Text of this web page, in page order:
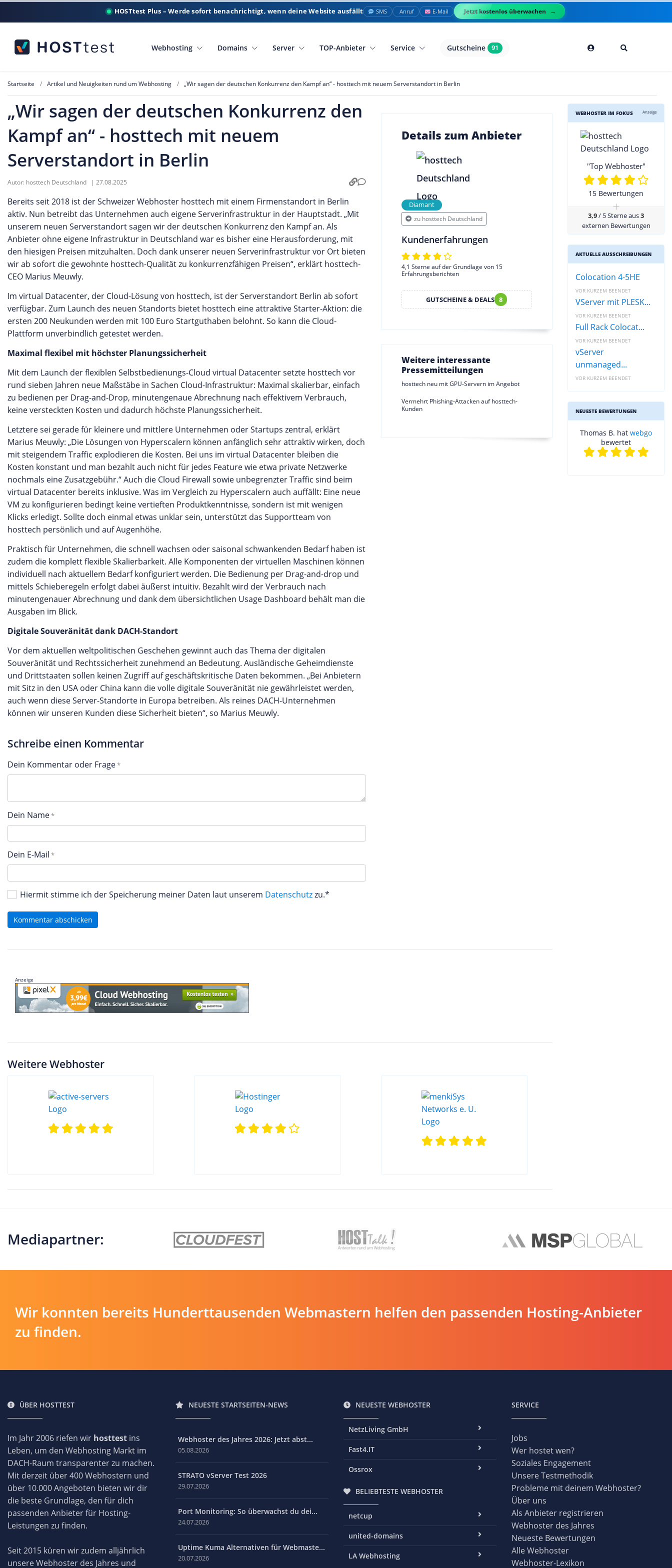
HOSTtest Plus – Werde sofort benachrichtigt, wenn deine Website ausfällt SMS Anruf E-Mail Jetzt kostenlos überwachen
Webhosting Domains Server TOP-Anbieter Service Gutscheine 91
Startseite Artikel und Neuigkeiten rund um Webhosting „Wir sagen der deutschen Konkurrenz den Kampf an“ - hosttech mit neuem Serverstandort in Berlin
„Wir sagen der deutschen Konkurrenz den
Kampf an“ - hosttech mit neuem
Serverstandort in Berlin
Autor: hosttech Deutschland | 27.08.2025
Bereits seit 2018 ist der Schweizer Webhoster hosttech mit einem Firmenstandort in Berlin
aktiv. Nun betreibt das Unternehmen auch eigene Serverinfrastruktur in der Hauptstadt. „Mit
unserem neuen Serverstandort sagen wir der deutschen Konkurrenz den Kampf an. Als
Anbieter ohne eigene Infrastruktur in Deutschland war es bisher eine Herausforderung, mit
den hiesigen Preisen mitzuhalten. Doch dank unserer neuen Serverinfrastruktur vor Ort bieten
wir ab sofort die gewohnte hosttech-Qualität zu konkurrenzfähigen Preisen“, erklärt hosttech-
CEO Marius Meuwly.
Im virtual Datacenter, der Cloud-Lösung von hosttech, ist der Serverstandort Berlin ab sofort
verfügbar. Zum Launch des neuen Standorts bietet hosttech eine attraktive Starter-Aktion: die
ersten 200 Neukunden werden mit 100 Euro Startguthaben belohnt. So kann die Cloud-
Plattform unverbindlich getestet werden.
Maximal flexibel mit höchster Planungssicherheit
Mit dem Launch der flexiblen Selbstbedienungs-Cloud virtual Datacenter setzte hosttech vor
rund sieben Jahren neue Maßstäbe in Sachen Cloud-Infrastruktur: Maximal skalierbar, einfach
zu bedienen per Drag-and-Drop, minutengenaue Abrechnung nach effektivem Verbrauch,
keine versteckten Kosten und dadurch höchste Planungssicherheit.
Letztere sei gerade für kleinere und mittlere Unternehmen oder Startups zentral, erklärt
Marius Meuwly: „Die Lösungen von Hyperscalern können anfänglich sehr attraktiv wirken, doch
mit steigendem Traffic explodieren die Kosten. Bei uns im virtual Datacenter bleiben die
Kosten konstant und man bezahlt auch nicht für jedes Feature wie etwa private Netzwerke
nochmals eine Zusatzgebühr.“ Auch die Cloud Firewall sowie unbegrenzter Traffic sind beim
virtual Datacenter bereits inklusive. Was im Vergleich zu Hyperscalern auch auffällt: Eine neue
VM zu konfigurieren bedingt keine vertieften Produktkenntnisse, sondern ist mit wenigen
Klicks erledigt. Sollte doch einmal etwas unklar sein, unterstützt das Supportteam von
hosttech persönlich und auf Augenhöhe.
Praktisch für Unternehmen, die schnell wachsen oder saisonal schwankenden Bedarf haben ist
zudem die komplett flexible Skalierbarkeit. Alle Komponenten der virtuellen Maschinen können
individuell nach aktuellem Bedarf konfiguriert werden. Die Bedienung per Drag-and-drop und
mittels Schieberegeln erfolgt dabei äußerst intuitiv. Bezahlt wird der Verbrauch nach
minutengenauer Abrechnung und dank dem übersichtlichen Usage Dashboard behält man die
Ausgaben im Blick.
Digitale Souveränität dank DACH-Standort
Vor dem aktuellen weltpolitischen Geschehen gewinnt auch das Thema der digitalen
Souveränität und Rechtssicherheit zunehmend an Bedeutung. Ausländische Geheimdienste
und Drittstaaten sollen keinen Zugriff auf geschäftskritische Daten bekommen. „Bei Anbietern
mit Sitz in den USA oder China kann die volle digitale Souveränität nie gewährleistet werden,
auch wenn diese Server-Standorte in Europa betreiben. Als reines DACH-Unternehmen
können wir unseren Kunden diese Sicherheit bieten“, so Marius Meuwly.
Details zum Anbieter
Diamant
zu hosttech Deutschland
Kundenerfahrungen
4,1 Sterne auf der Grundlage von 15
Erfahrungsberichten
GUTSCHEINE & DEALS 8
Weitere interessante
Pressemitteilungen
hosttech neu mit GPU-Servern im Angebot
Vermehrt Phishing-Attacken auf hosttech-
Kunden
Schreibe einen Kommentar
Dein Kommentar oder Frage
Dein Name
Dein E-Mail
Hiermit stimme ich der Speicherung meiner Daten laut unserem Datenschutzzu.*
Kommentar abschicken
Anzeige
Weitere Webhoster
WEBHOSTER IM FOKUS Anzeige
"Top Webhoster"
15 Bewertungen
+
3,9/ 5 Sterne aus3
externen Bewertungen
AKTUELLE AUSSCHREIBUNGEN
Colocation 4-5HE
VOR KURZEM BEENDET
VServer mit PLESK...
VOR KURZEM BEENDET
Full Rack Colocat...
VOR KURZEM BEENDET
vServer
unmanaged...
VOR KURZEM BEENDET
NEUESTE BEWERTUNGEN
Thomas B. hat webgo
bewertet
Mediapartner:
Wir konnten bereits Hunderttausenden Webmastern helfen den passenden Hosting-Anbieter
zu finden.
ÜBER HOSTTEST
Im Jahr 2006 riefen wir hosttest ins
Leben, um den Webhosting Markt im
DACH-Raum transparenter zu machen.
Mit derzeit über 400 Webhostern und
über 10.000 Angeboten bieten wir dir
die beste Grundlage, den für dich
passenden Anbieter für Hosting-
Leistungen zu finden.
Seit 2015 küren wir zudem alljährlich
unsere Webhoster des Jahres und
NEUESTE STARTSEITEN-NEWS
Webhoster des Jahres 2026: Jetzt abst...
05.08.2026
STRATO vServer Test 2026
29.07.2026
Port Monitoring: So überwachst du dei...
24.07.2026
Uptime Kuma Alternativen für Webmaste...
20.07.2026
NEUESTE WEBHOSTER
NetzLiving GmbH
Fast4.IT
Ossrox
BELIEBTESTE WEBHOSTER
netcup
united-domains
LA Webhosting
SERVICE
Jobs
Wer hostet wen?
Soziales Engagement
Unsere Testmethodik
Probleme mit deinem Webhoster?
Über uns
Als Anbieter registrieren
Webhoster des Jahres
Neueste Bewertungen
Alle Webhoster
Webhoster-Lexikon